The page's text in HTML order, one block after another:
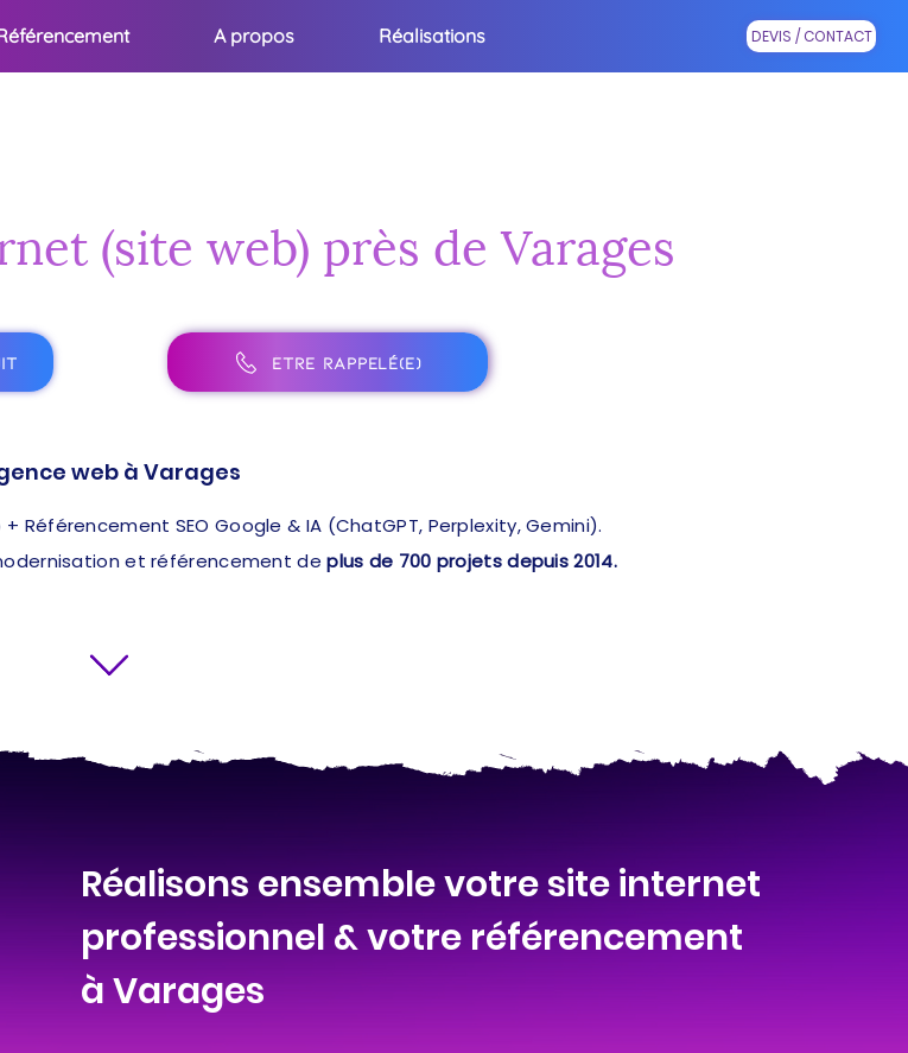
A propos Réalisations DEVIS / CONTACT
(site web) près de Varages
ÊTRE RAPPELÉ(E)
web à Varages
Référencement SEO Google & IA (ChatGPT, Perplexity, Gemini).
et référencement de plus de 700 projets depuis 2014.
Réalisons ensemble votre site internet
professionnel & votre référencement
à Varages